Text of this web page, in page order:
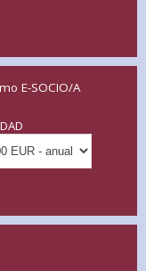
E-SOCIO/A